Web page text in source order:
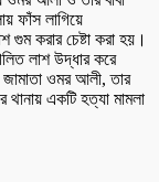
ফাঁস লাগিয়ে
করার চেষ্টা করা হয়।
লাশ উদ্ধার করে
জামাতা ওমর আলী, তার
থানায় একটি হত্যা মামলা